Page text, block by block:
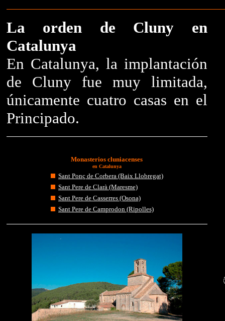
La orden de Cluny en
Catalunya
En Catalunya, la implantación
de Cluny fue muy limitada,
únicamente cuatro casas en el
Principado.
Monasterios cluniacenses
en Catalunya
Sant Ponç de Corbera (Baix Llobregat)
Sant Pere de Clarà (Maresme)
Sant Pere de Casserres (Osona)
Sant Pere de Camprodon (Ripolles)